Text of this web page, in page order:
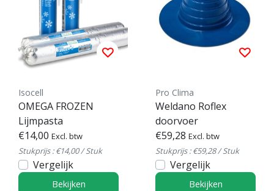
Isocell
OMEGA FROZEN
Lijmpasta
€14,00 Excl. btw
Stukprijs : €14,00 / Stuk
Vergelijk
Bekijken
Pro Clima
Weldano Roflex
doorvoer
€59,28 Excl. btw
Stukprijs : €59,28 / Stuk
Vergelijk
Bekijken